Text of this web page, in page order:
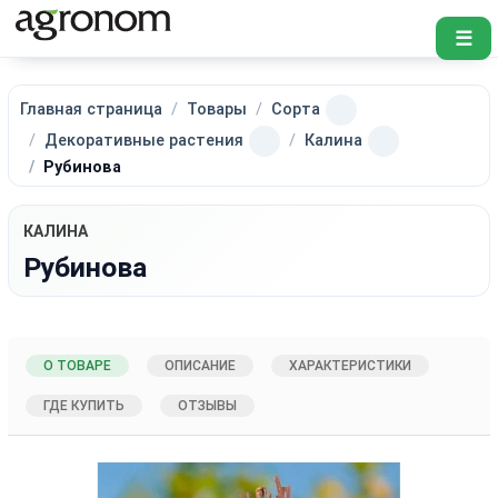
☰
Главная страница Товары
Сорта
Декоративные растения
Калина
Рубинова
КАЛИНА
Рубинова
О ТОВАРЕ ОПИСАНИЕ ХАРАКТЕРИСТИКИ
ГДЕ КУПИТЬ ОТЗЫВЫ